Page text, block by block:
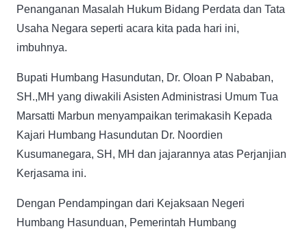
Penanganan Masalah Hukum Bidang Perdata dan Tata
Usaha Negara seperti acara kita pada hari ini,
imbuhnya.
Bupati Humbang Hasundutan, Dr. Oloan P Nababan,
SH.,MH yang diwakili Asisten Administrasi Umum Tua
Marsatti Marbun menyampaikan terimakasih Kepada
Kajari Humbang Hasundutan Dr. Noordien
Kusumanegara, SH, MH dan jajarannya atas Perjanjian
Kerjasama ini.
Dengan Pendampingan dari Kejaksaan Negeri
Humbang Hasunduan, Pemerintah Humbang